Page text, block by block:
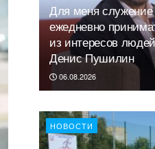
Для меня служение
ежедневно
из интересов
Денис Пушилин
06.08.2026
НОВОСТИ